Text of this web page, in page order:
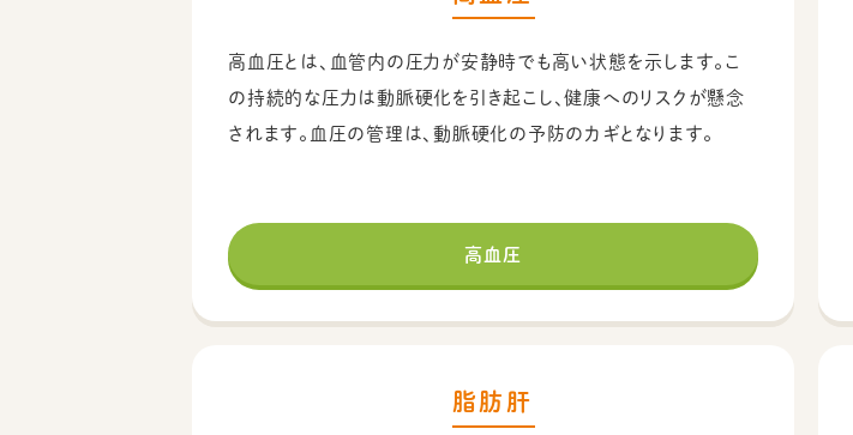
高血圧とは、血管内の圧力が安静時でも高い状態を示します。こ
の持続的な圧力は動脈硬化を引き起こし、健康へのリスクが懸念
されます。血圧の管理は、動脈硬化の予防のカギとなります。
高血圧
脂肪肝